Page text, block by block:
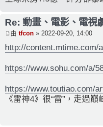
Re: 動畫、電影、電視
由 tfcon » 2022-09-20, 14:00
http://content.mtime.com/
https://www.sohu.com/a/
https://www.toutiao.com/
《雷神4》很“雷”，走過